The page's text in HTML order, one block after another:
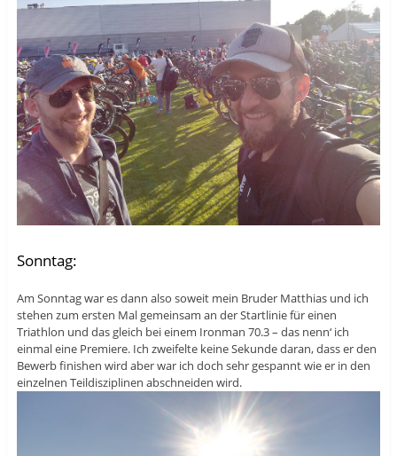
Sonntag:
Am Sonntag war es dann also soweit mein Bruder Matthias und ich
stehen zum ersten Mal gemeinsam an der Startlinie für einen
Triathlon und das gleich bei einem Ironman 70.3 – das nenn‘ ich
einmal eine Premiere. Ich zweifelte keine Sekunde daran, dass er den
Bewerb finishen wird aber war ich doch sehr gespannt wie er in den
einzelnen Teildisziplinen abschneiden wird.